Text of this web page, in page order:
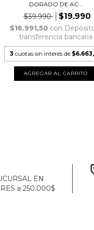
DORADO DE AC...
$39.990 $19.990
$16.991,50 con
transferencia bancaria
3 cuotas sin interés de
EN
a 250.000$